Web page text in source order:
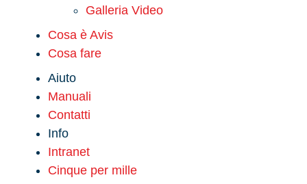
Galleria Video
Cosa è Avis
Cosa fare
Aiuto
Manuali
Contatti
Info
Intranet
Cinque per mille